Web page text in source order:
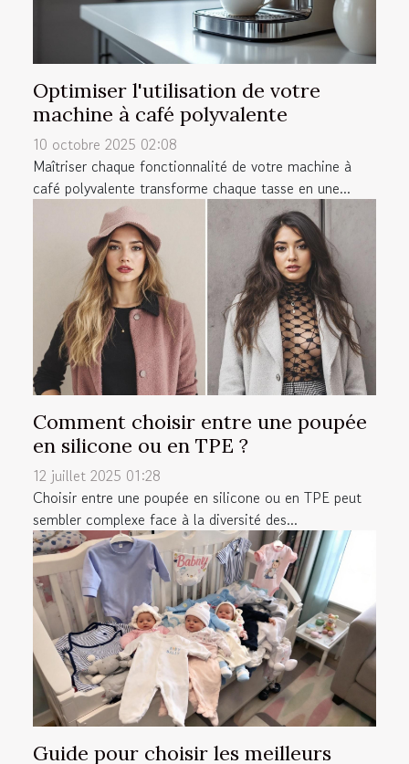
Optimiser l'utilisation de votre
machine à café polyvalente
10 octobre 2025 02:08
Maîtriser chaque fonctionnalité de votre machine à
café polyvalente transforme chaque tasse en une...
Comment choisir entre une poupée
en silicone ou en TPE ?
12 juillet 2025 01:28
Choisir entre une poupée en silicone ou en TPE peut
sembler complexe face à la diversité des...
Guide pour choisir les meilleurs